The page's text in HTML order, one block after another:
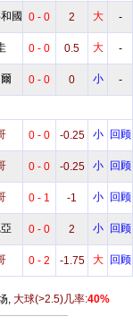
國 0 - 0 2 大
-
0 - 0 0.5 大
-
0 - 0 0 小 -
0 - 0 -0.25 小
回顾
0 - 0 -0.25 小
回顾
0 - 1 -1 小
回顾
0 - 0 2 小
回顾
0 - 2 -1.75 大 回顾
, 大球(>2.5)几率:40%